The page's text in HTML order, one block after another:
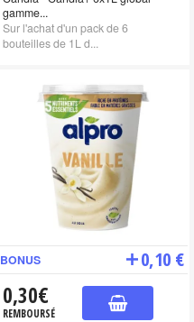
gamme...
Sur l'achat d'un pack de 6
bouteilles de 1L d...
BONUS 0,10 €
0,30€
REMBOURSÉ